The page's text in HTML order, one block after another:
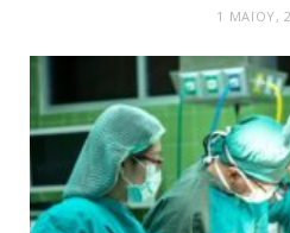
1 ΜΑΪ́ΟΥ,